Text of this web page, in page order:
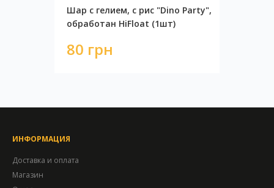
Шар с гелием, с рис "Dino Party",
обработан HiFloat (1шт)
80 грн
ИНФОРМАЦИЯ
Доставка и оплата
Магазин